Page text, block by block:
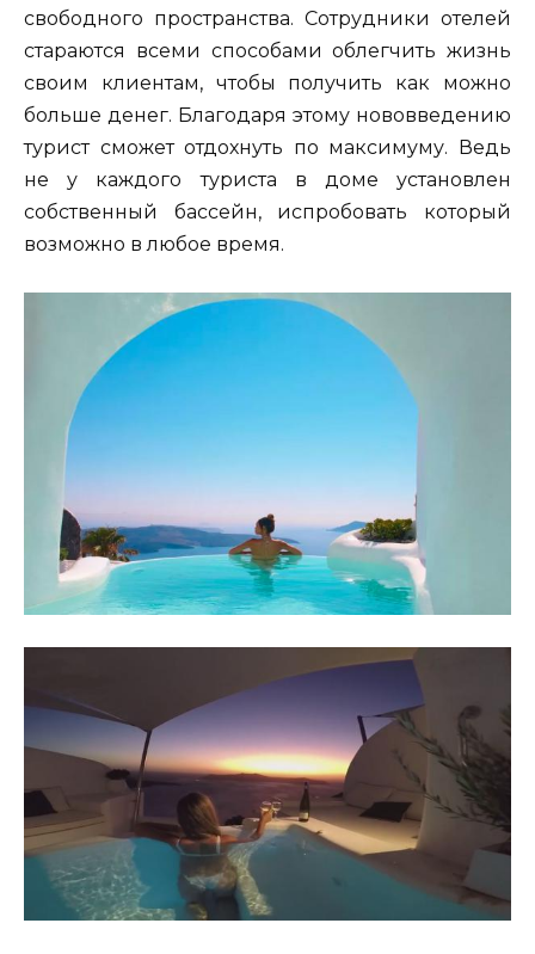
свободного пространства. Сотрудники отелей
стараются всеми способами облегчить жизнь
своим клиентам, чтобы получить как можно
больше денег. Благодаря этому нововведению
турист сможет отдохнуть по максимуму. Ведь
не у каждого туриста в доме установлен
собственный бассейн, испробовать который
возможно в любое время.